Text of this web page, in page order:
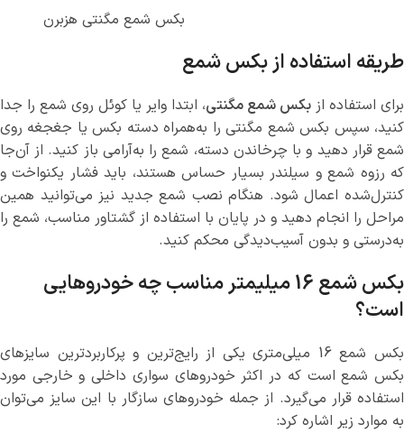
بکس شمع مگنتی هزبرن
طریقه استفاده از بکس شمع
برای استفاده از بکس شمع مگنتی، ابتدا وایر یا کوئل روی شمع را جدا
کنید، سپس بکس شمع مگنتی را به‌همراه دسته بکس یا جغجغه روی
شمع قرار دهید و با چرخاندن دسته، شمع را به‌آرامی باز کنید. از آن‌جا
که رزوه شمع و سیلندر بسیار حساس هستند، باید فشار یکنواخت و
کنترل‌شده اعمال شود. هنگام نصب شمع جدید نیز می‌توانید همین
مراحل را انجام دهید و در پایان با استفاده از گشتاور مناسب، شمع را
به‌درستی و بدون آسیب‌دیدگی محکم کنید.
بکس شمع 16 میلیمتر مناسب چه خودروهایی
است؟
بکس شمع 16 میلی‌متری یکی از رایج‌ترین و پرکاربردترین سایزهای
بکس شمع است که در اکثر خودروهای سواری داخلی و خارجی مورد
استفاده قرار می‌گیرد. از جمله خودروهای سازگار با این سایز می‌توان
به موارد زیر اشاره کرد: